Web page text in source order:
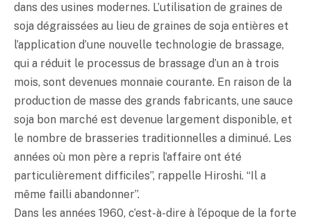
dans des usines modernes. L’utilisation de graines de
soja dégraissées au lieu de graines de soja entières et
l’application d’une nouvelle technologie de brassage,
qui a réduit le processus de brassage d’un an à trois
mois, sont devenues monnaie courante. En raison de la
production de masse des grands fabricants, une sauce
soja bon marché est devenue largement disponible, et
le nombre de brasseries traditionnelles a diminué. Les
années où mon père a repris l’affaire ont été
particulièrement difficiles”, rappelle Hiroshi. “Il a
même failli abandonner”.
Dans les années 1960, c’est-à-dire à l’époque de la forte